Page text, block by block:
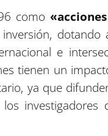
como
e
tienen un
ya que